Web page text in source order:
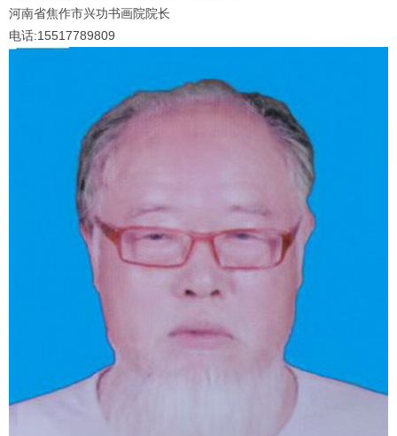
河南省焦作市兴功书画院院长
电话:15517789809